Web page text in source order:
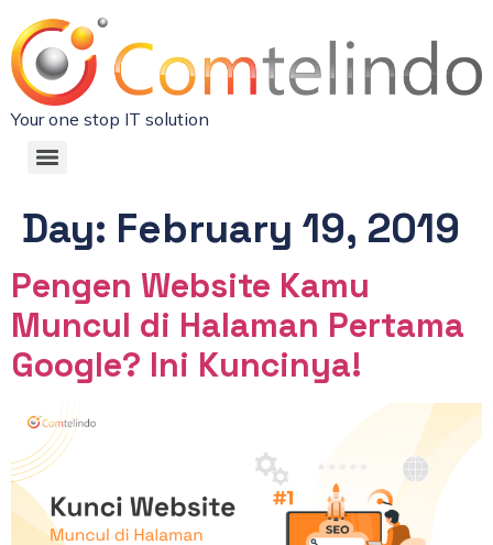
Your one stop IT solution
Day: February 19, 2019
Pengen Website Kamu
Muncul di Halaman Pertama
Google? Ini Kuncinya!